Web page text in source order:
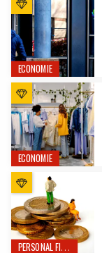
ECONOMIE
ECONOMIE
PERSONAL FINANCE